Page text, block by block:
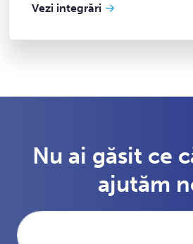
Vezi integrări
Nu ai găsit ce
ajutăm
Caută